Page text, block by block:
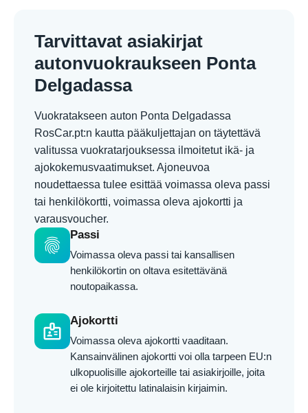
Tarvittavat asiakirjat
autonvuokraukseen Ponta
Delgadassa
Vuokratakseen auton Ponta Delgadassa
RosCar.pt:n kautta pääkuljettajan on täytettävä
valitussa vuokratarjouksessa ilmoitetut ikä- ja
ajokokemusvaatimukset. Ajoneuvoa
noudettaessa tulee esittää voimassa oleva passi
tai henkilökortti, voimassa oleva ajokortti ja
varausvoucher.
fingerprint
Passi
Voimassa oleva passi tai kansallisen
henkilökortin on oltava esitettävänä
noutopaikassa.
badge
Ajokortti
Voimassa oleva ajokortti vaaditaan.
Kansainvälinen ajokortti voi olla tarpeen EU:n
ulkopuolisille ajokorteille tai asiakirjoille, joita
ei ole kirjoitettu latinalaisin kirjaimin.